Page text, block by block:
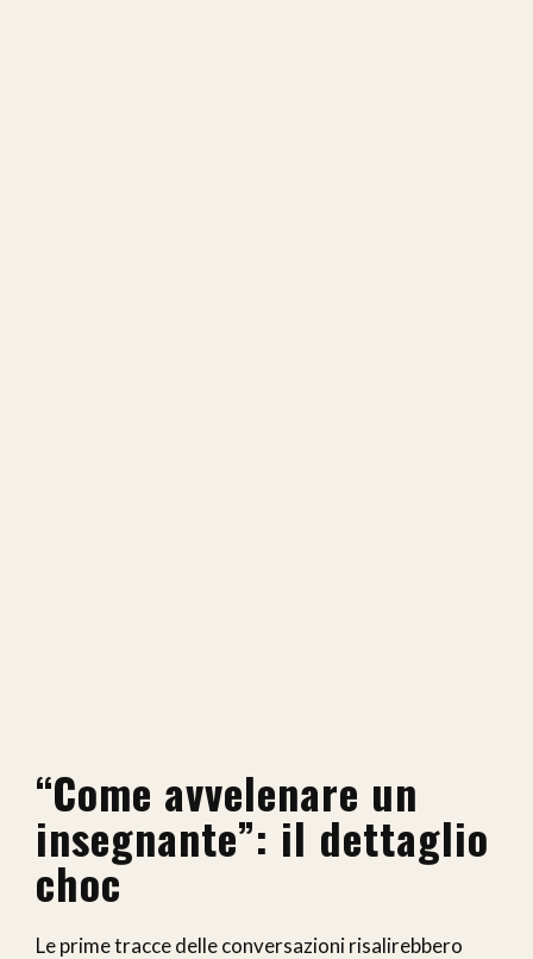
“Come avvelenare un
insegnante”: il dettaglio
choc
Le prime tracce delle conversazioni risalirebbero